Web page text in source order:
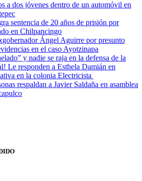
a dos jóvenes dentro de un automóvil en
sentencia de 20 años de prisión por
en Chilpancingo
Ángel Aguirre por presunto
en el caso Ayotzinapa
y nadie se raja en la defensa de la
Le responden a Esthela Damián en
en la colonia Electricista
respaldan a Javier Saldaña en asamblea